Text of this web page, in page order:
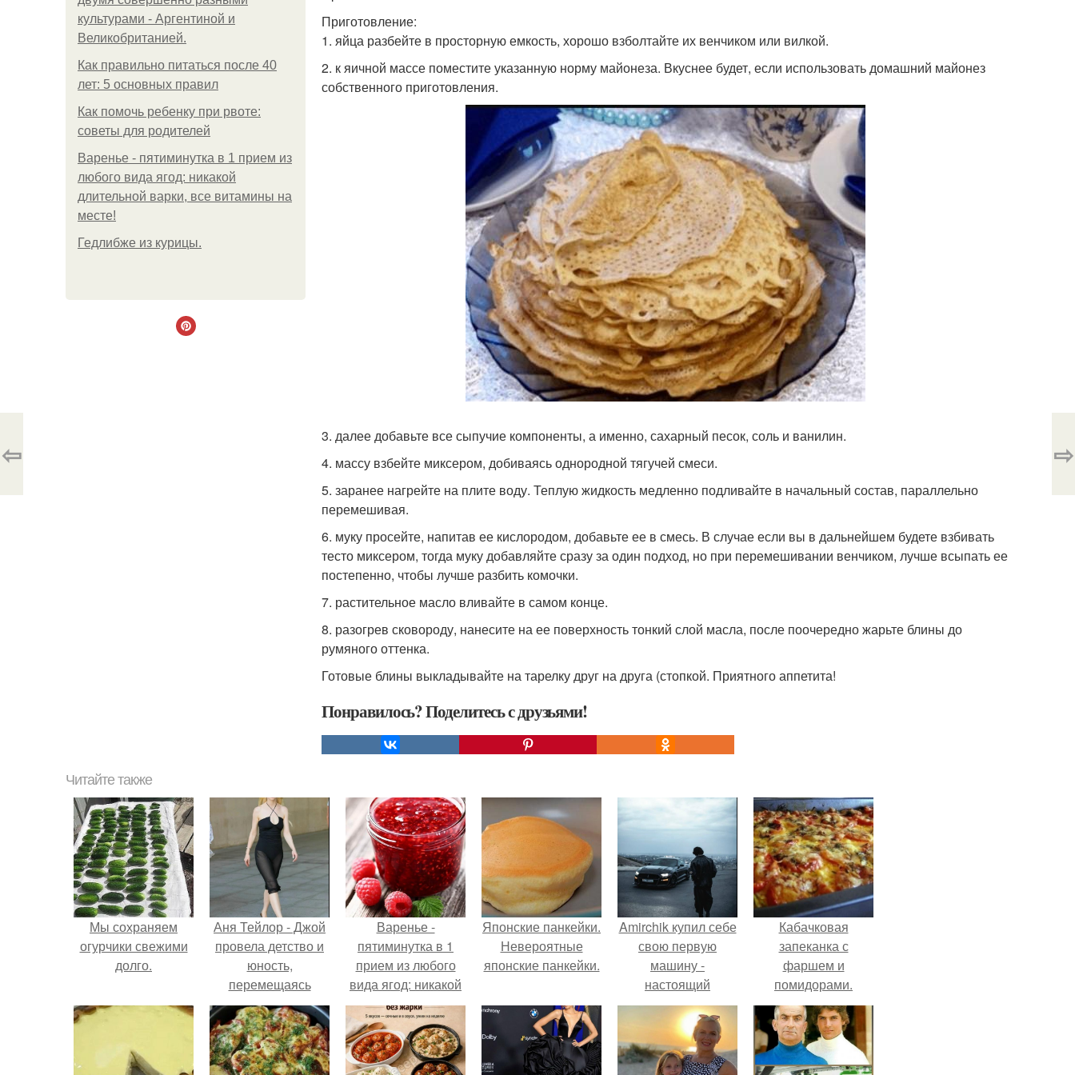
культурами - Аргентиной и
Великобританией.
Как правильно питаться после 40
лет: 5 основных правил
Как помочь ребенку при рвоте:
советы для родителей
Варенье - пятиминутка в 1 прием из
любого вида ягод: никакой
длительной варки, все витамины на
месте!
Гедлибже из курицы.
Приготовление:
1. яйца разбейте в просторную емкость, хорошо взболтайте их венчиком или вилкой.
2. к яичной массе поместите указанную норму майонеза. Вкуснее будет, если использовать домашний майонез
собственного приготовления.
3. далее добавьте все сыпучие компоненты, а именно, сахарный песок, соль и ванилин.
4. массу взбейте миксером, добиваясь однородной тягучей смеси.
5. заранее нагрейте на плите воду. Теплую жидкость медленно подливайте в начальный состав, параллельно
перемешивая.
6. муку просейте, напитав ее кислородом, добавьте ее в смесь. В случае если вы в дальнейшем будете взбивать
тесто миксером, тогда муку добавляйте сразу за один подход, но при перемешивании венчиком, лучше всыпать ее
постепенно, чтобы лучше разбить комочки.
7. растительное масло вливайте в самом конце.
8. разогрев сковороду, нанесите на ее поверхность тонкий слой масла, после поочередно жарьте блины до
румяного оттенка.
Готовые блины выкладывайте на тарелку друг на друга (стопкой. Приятного аппетита!
Понравилось? Поделитесь с друзьями!
⇦ ⇨
Читайте также
Мы сохраняем
огурчики свежими
долго.
Аня Тейлор - Джой
провела детство и
юность,
перемещаясь
между двумя
совершенно
разными
культурами -
Варенье -
пятиминутка в 1
прием из любого
вида ягод: никакой
длительной варки,
все витамины на
месте!
Японские панкейки.
Невероятные
японские панкейки.
Amirchik купил себе
свою первую
машину -
настоящий
автомобиль мечты
для многих
автолюбителей.
Кабачковая
запеканка с
фаршем и
помидорами.